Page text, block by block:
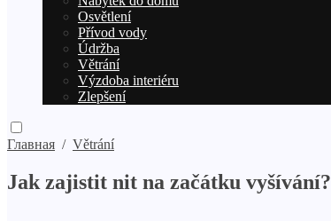
Osvětlení
Přívod vody
Údržba
Větrání
Výzdoba interiéru
Zlepšení
Главная / Větrání
Jak zajistit nit na začátku vyšívání?